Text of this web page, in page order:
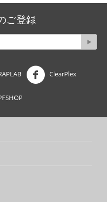
ご登録
ClearPlex